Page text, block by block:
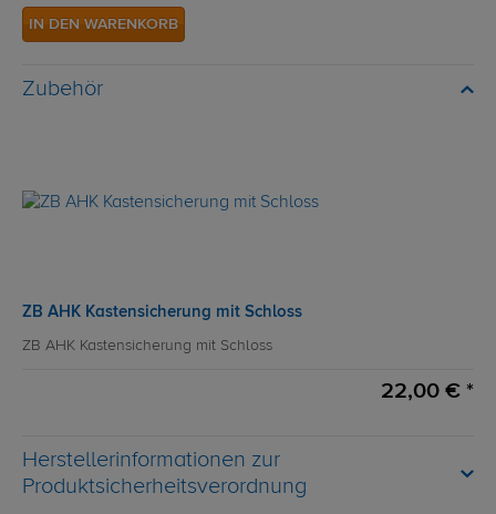
IN DEN WARENKORB
Zubehör
ZB AHK Kastensicherung mit Schloss
ZB AHK Kastensicherung mit Schloss
22,00 € *
Herstellerinformationen zur
Produktsicherheitsverordnung